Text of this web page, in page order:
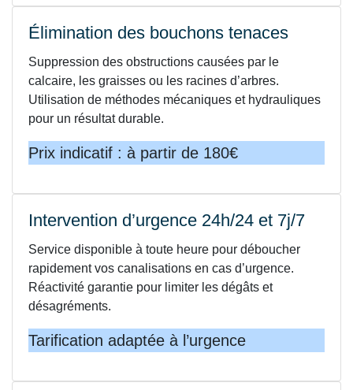
Élimination des bouchons tenaces
Suppression des obstructions causées par le
calcaire, les graisses ou les racines d’arbres.
Utilisation de méthodes mécaniques et hydrauliques
pour un résultat durable.
Prix indicatif : à partir de 180€
Intervention d’urgence 24h/24 et 7j/7
Service disponible à toute heure pour déboucher
rapidement vos canalisations en cas d’urgence.
Réactivité garantie pour limiter les dégâts et
désagréments.
Tarification adaptée à l’urgence